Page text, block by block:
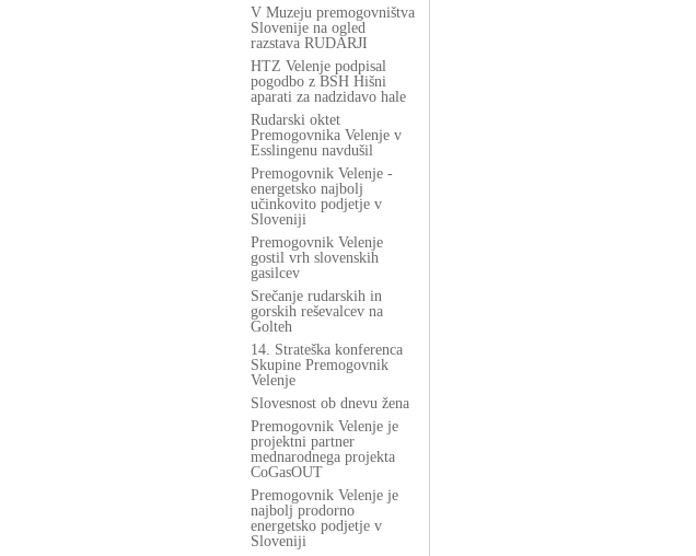
V Muzeju premogovništva
Slovenije na ogled
razstava RUDARJI
HTZ Velenje podpisal
pogodbo z BSH Hišni
aparati za nadzidavo hale
Rudarski oktet
Premogovnika Velenje v
Esslingenu navdušil
Premogovnik Velenje -
energetsko najbolj
učinkovito podjetje v
Sloveniji
Premogovnik Velenje
gostil vrh slovenskih
gasilcev
Srečanje rudarskih in
gorskih reševalcev na
Golteh
14. Strateška konferenca
Skupine Premogovnik
Velenje
Slovesnost ob dnevu žena
Premogovnik Velenje je
projektni partner
mednarodnega projekta
CoGasOUT
Premogovnik Velenje je
najbolj prodorno
energetsko podjetje v
Sloveniji